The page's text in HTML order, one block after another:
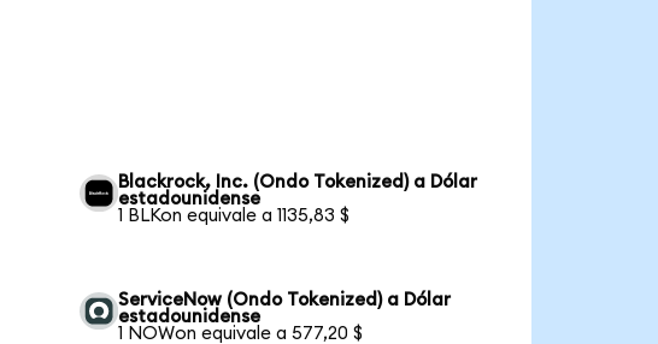
Blackrock, Inc. (Ondo Tokenized) a Dólar
estadounidense
1 BLKon equivale a 1135,83 $
ServiceNow (Ondo Tokenized) a Dólar
estadounidense
1 NOWon equivale a 577,20 $